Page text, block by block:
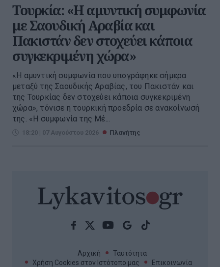
Τουρκία: «Η αμυντική συμφωνία
με Σαουδική Αραβία και
Πακιστάν δεν στοχεύει κάποια
συγκεκριμένη χώρα»
«Η αμυντική συμφωνία που υπογράφηκε σήμερα
μεταξύ της Σαουδικής Αραβίας, του Πακιστάν και
της Τουρκίας δεν στοχεύει κάποια συγκεκριμένη
χώρα», τόνισε η τουρκική προεδρία σε ανακοίνωσή
της. «Η συμφωνία της Μέ...
18:20 | 07 Αυγούστου 2026 Πλανήτης
Αρχική
Ταυτότητα
Χρήση Cookies στον Ιστότοπο μας
Επικοινωνία